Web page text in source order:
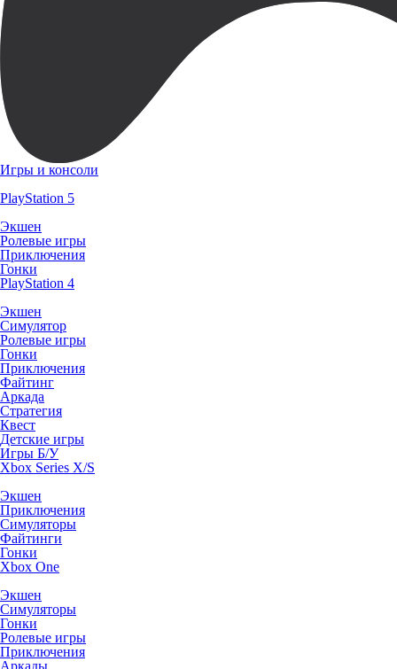
Игры и консоли
PlayStation 5
Экшен
Ролевые игры
Приключения
Гонки
PlayStation 4
Экшен
Симулятор
Ролевые игры
Гонки
Приключения
Файтинг
Аркада
Стратегия
Квест
Детские игры
Игры Б/У
Xbox Series X/S
Экшен
Приключения
Симуляторы
Файтинги
Гонки
Xbox One
Экшен
Симуляторы
Гонки
Ролевые игры
Приключения
Аркады